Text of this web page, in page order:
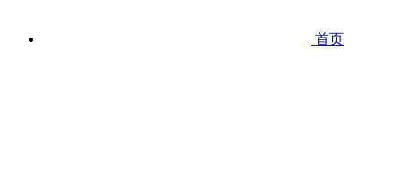
首页